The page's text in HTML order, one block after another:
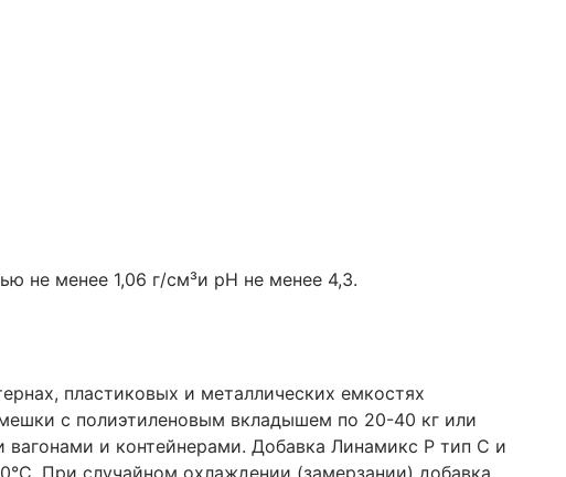
не менее 1,06 г/см³и рН не менее 4,3.
пластиковых и металлических емкостях
с полиэтиленовым вкладышем по 20-40 кг или
и контейнерами. Добавка Линамикс Р тип С и
При случайном охлаждении (замерзании) добавка